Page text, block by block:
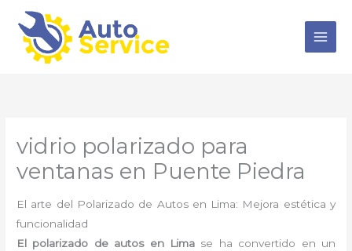
contenido
vidrio polarizado para
ventanas en Puente Piedra
El arte del Polarizado de Autos en Lima: Mejora estética y
funcionalidad
El polarizado de autos en Lima se ha convertido en un